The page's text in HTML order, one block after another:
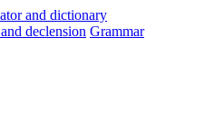
and declension Grammar